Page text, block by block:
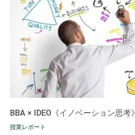
BBA × IDEO《イノベーション思考》
授業レポート